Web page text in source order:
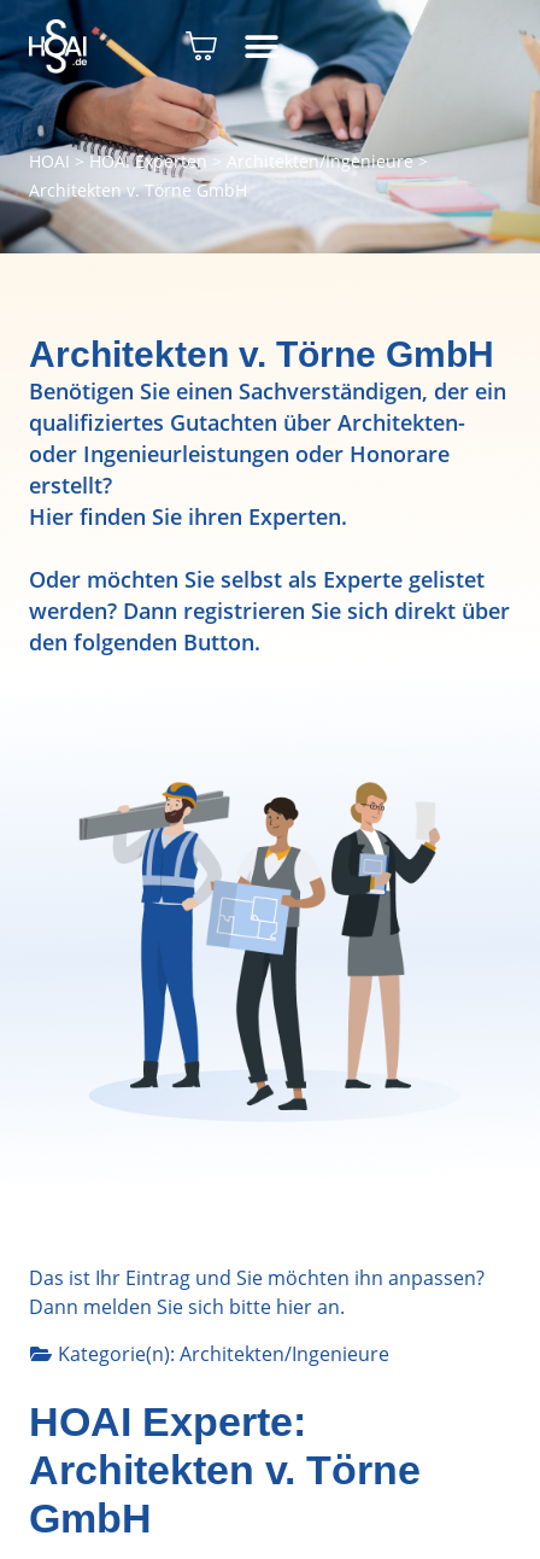
HOAI > HOAI Experten> Architekten/Ingenieure>
Architekten v. Törne GmbH
Architekten v. Törne GmbH
Benötigen Sie einen Sachverständigen, der ein
qualifiziertes Gutachten über Architekten-
oder Ingenieurleistungen oder Honorare
erstellt?
Hier finden Sie ihren Experten.
Oder möchten Sie selbst als Experte gelistet
werden? Dann registrieren Sie sich direkt über
den folgenden Button.
Das ist Ihr Eintrag und Sie möchten ihn anpassen?
Dann melden Sie sich bitte hieran.
Kategorie(n): Architekten/Ingenieure
HOAI Experte:
Architekten v. Törne
GmbH